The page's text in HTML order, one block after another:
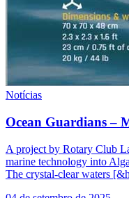
Notícias
Ocean Guardians –
A project by Rotary Club
marine technology into
The crystal-clear waters